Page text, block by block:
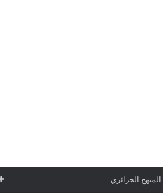
المنهج الجزائري